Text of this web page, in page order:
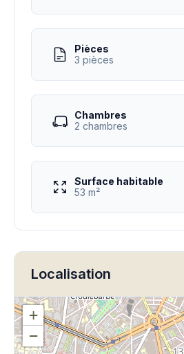
Pièces
3 pièces
Chambres
2 chambres
Surface habitable
53 m²
Localisation
+
−